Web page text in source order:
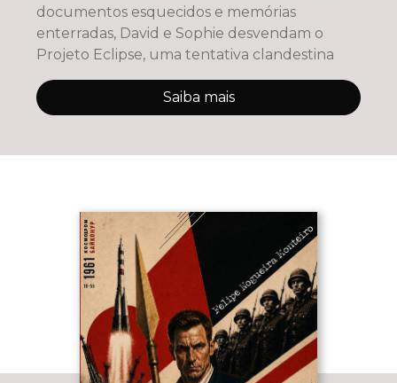
documentos esquecidos e memórias
enterradas, David e Sophie desvendam o
Projeto Eclipse, uma tentativa clandestina
Saiba mais